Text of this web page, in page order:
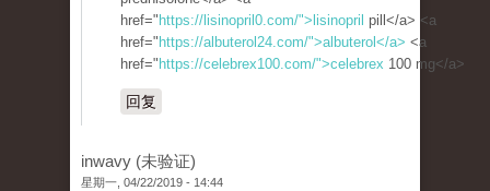
href=" https://lisinopril0.com/">lisinopril pill</a> <a
href=" https://albuterol24.com/">albuterol</a> <a
href=" https://celebrex100.com/">celebrex 100 mg</a>
回复
inwavy (未验证)
星期一, 04/22/2019 - 14:44